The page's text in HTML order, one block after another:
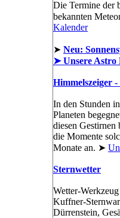
Die Termine der
bekannten
Kalender
➤ Neu:
➤ Unsere Astro
Himmelszeiger
In den Stunden
Planeten
diesen Gestirnen
die Momente
Monate an. ➤
Sternwetter
Wetter-
Kuffner-
Dürrenstein,